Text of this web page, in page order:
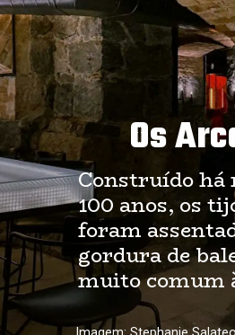
Os
Construído há
100 anos, os
foram
gordura de
muito comum
Imagem: Stephanie